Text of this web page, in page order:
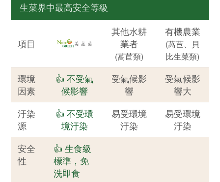
生菜界中最高安全等級
項目
其他水耕
業者
(萵苣類)
有機農業
(萵苣、貝
比生菜類)
環境
因素
👍 不受氣
候影響
受氣候影
響
受氣候影
響大
汙染
源
👍 不受環
境汙染
易受環境
汙染
易受環境
汙染
安全
性
👍 生食級
標準，免
洗即食